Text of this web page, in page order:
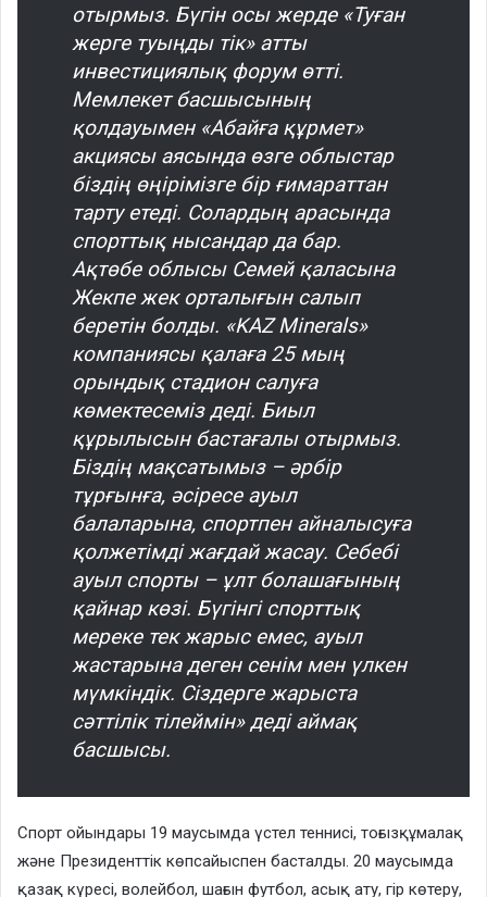
отырмыз. Бүгін осы жерде «Туған
жерге туыңды тік» атты
инвестициялық форум өтті.
Мемлекет басшысының
қолдауымен «Абайға құрмет»
акциясы аясында өзге облыстар
біздің өңірімізге бір ғимараттан
тарту етеді. Солардың арасында
спорттық нысандар да бар.
Ақтөбе облысы Семей қаласына
Жекпе жек орталығын салып
беретін болды. «KAZ Minerals»
компаниясы қалаға 25 мың
орындық стадион салуға
көмектесеміз деді. Биыл
құрылысын бастағалы отырмыз.
Біздің мақсатымыз – әрбір
тұрғынға, әсіресе ауыл
балаларына, спортпен айналысуға
қолжетімді жағдай жасау. Себебі
ауыл спорты – ұлт болашағының
қайнар көзі. Бүгінгі спорттық
мереке тек жарыс емес, ауыл
жастарына деген сенім мен үлкен
мүмкіндік. Сіздерге жарыста
сәттілік тілеймін» деді аймақ
басшысы.
Спорт ойындары 19 маусымда үстел теннисі, тоғызқұмалақ
және Президенттік көпсайыспен басталды. 20 маусымда
қазақ күресі, волейбол, шағын футбол, асық ату, гір көтеру,